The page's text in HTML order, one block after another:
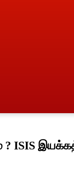
? ISIS